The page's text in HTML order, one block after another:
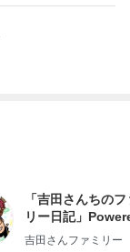
「吉田さんちの
リー日記」
y Ameba 吉田さ
吉田さんファミリー